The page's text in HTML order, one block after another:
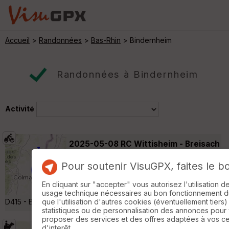
Accueil > Randonnées > Bas-Rhin > Bindernheim
Randonnées à Bindernheim
Activité
2025-05-08 RC Wittisheim - Breisach
120 m
Wittisheim (place de l'Église) - Canal du
Rhône au Rhin - Canal de Colmar - D52 -
D415 - Breisach am Rhein (D) - Retour par le même itinéraire »
Pour soutenir VisuGPX, faites le
En cliquant sur "accepter" vous autorisez l'utilisation
usage technique nécessaires au bon fonctionnement
que l'utilisation d'autres cookies (éventuellement
statistiques ou de personnalisation des annonces pour
proposer des services et des offres adaptées à vos